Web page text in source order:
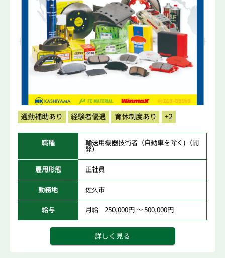
通勤補助あり 経験者優遇 育休制度あり +2
職種 輸送用機器技術者（自動車を除く)（開
発）
雇用形態 正社員
勤務地 佐久市
給与 月給 250,000円 ～ 500,000円
詳しく見る